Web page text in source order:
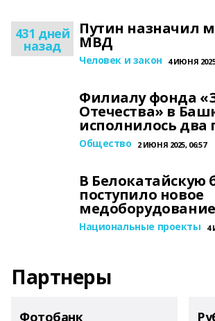
431 дней
назад
Путин назначил
МВД
Человек и закон 4 ИЮНЯ
Филиалу фонда
Отечества» в
исполнилось два
Общество 2 ИЮНЯ 2025, 06:57
В Белокатайскую
поступило новое
медоборудование
Национальные проекты 4
Партнеры
Фотобанк